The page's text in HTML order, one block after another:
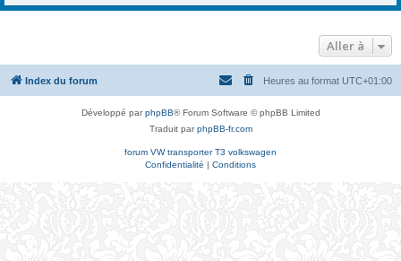
Aller à
Index du forum Heures au format UTC+01:00
Développé parphpBB® Forum Software © phpBB Limited
Traduit parphpBB-fr.com
forum VW transporter T3 volkswagen
Confidentialité | Conditions